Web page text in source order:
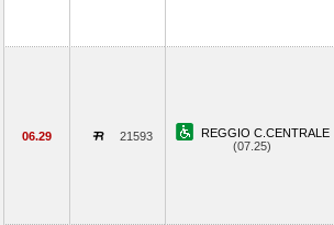
06.29 21593
REGGIO C.CENTRALE
(07.25)